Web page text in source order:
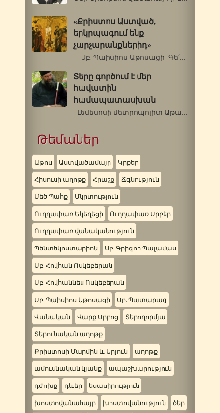
«Քրիստոս Աստված,
երկրպագում ենք
չարչարանքներիդ»
Սբ. Պաիսիոս Աթոսացի -Գե՛րոնդա,…
Տերը գործում է մեր
հավատին
համապատասխան
Լեմեսոսի մետրոպոլիտ Աթանաս …
Թեմաներ
Աթոս Աստվածամայր Կրքեր
Հիսուսի աղոթք Հրաշք Ճգնություն
Մեծ Պահք Մկրտություն
Ուղղափառ Եկեղեցի Ուղղափառ Սրբեր
Ուղղափառ վանականություն
Պենտեկոստարիոն Սբ. Գրիգոր Պալամաս
Սբ. Հովհան Ոսկեբերան
Սբ. Հովհաննես Ոսկեբերան
Սբ. Պաիսիոս Աթոսացի Սբ. Պատարագ
Վանական Վարք Սրբոց Տերողորմյա
Տերունական աղոթք
Քրիստոսի Մարմին և Արյուն աղոթք
ամուսնական կյանք ապաշխարություն
դժոխք դևեր եսասիրություն
խոստովանահայր խոստովանություն ծեր